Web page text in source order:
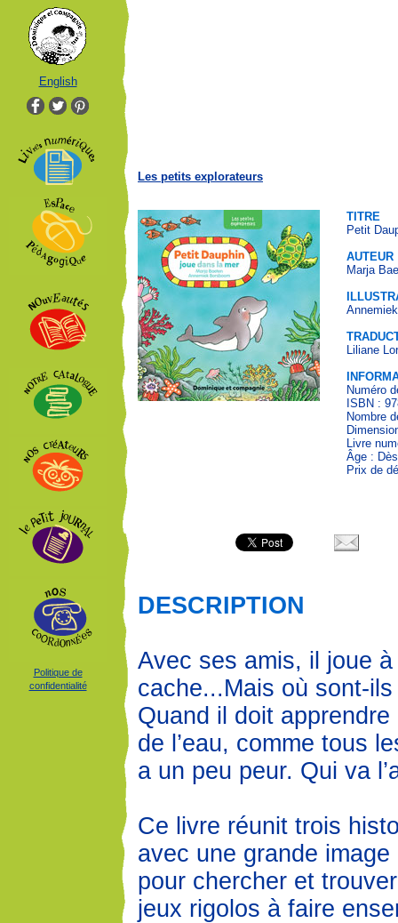
English
Politique de
confidentialité
Les petits explorateurs
TITRE
Petit
AUTEUR
Marja
Liliane
Numéro
ISBN :
Nombre
Livre
Âge :
Prix de
DESCRIPTION
Avec ses amis, il joue
cache...Mais où sont-
Quand il doit
de l’eau, comme tous
a un peu peur. Qui va
Ce livre réunit trois
avec une grande image
pour chercher et
jeux rigolos à faire